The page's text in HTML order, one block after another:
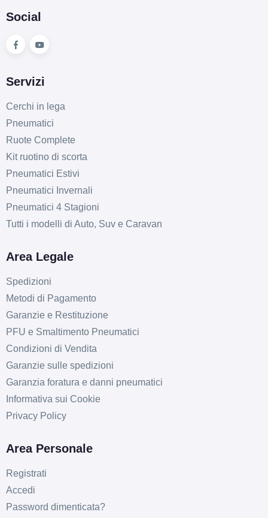
Social
Servizi
Cerchi in lega
Pneumatici
Ruote Complete
Kit ruotino di scorta
Pneumatici Estivi
Pneumatici Invernali
Pneumatici 4 Stagioni
Tutti i modelli di Auto, Suv e Caravan
Area Legale
Spedizioni
Metodi di Pagamento
Garanzie e Restituzione
PFU e Smaltimento Pneumatici
Condizioni di Vendita
Garanzie sulle spedizioni
Garanzia foratura e danni pneumatici
Informativa sui Cookie
Privacy Policy
Area Personale
Registrati
Accedi
Password dimenticata?